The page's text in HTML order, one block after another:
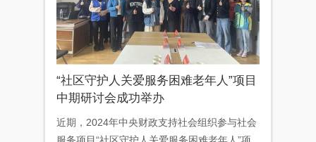
“社区守护人关爱服务困难老年人”项目
中期研讨会成功举办
近期，2024年中央财政支持社会组织参与社会